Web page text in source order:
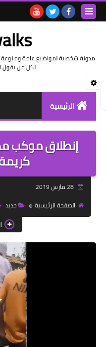
مدونة شخصية لمواضيع عامة
لكل من يقول
الرئيسية
إنطلاق موكب
28 مارس 2019
الصفحة الرئيسية
جديد